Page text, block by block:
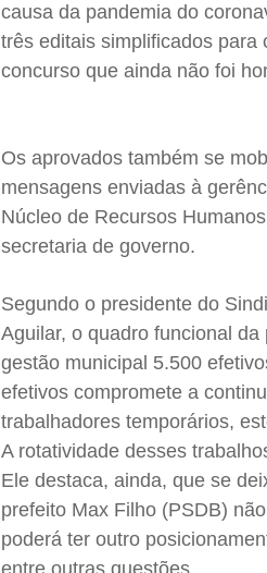
causa da pandemia do
três editais simplificados
concurso que ainda não foi
Os aprovados também se
mensagens enviadas à
Núcleo de Recursos
secretaria de governo.
Segundo o presidente do
Aguilar,o quadro funcional
gestão municipal 5.500
efetivos compromete a
trabalhadores temporários,
A rotatividade desses
Ele destaca, ainda, que se
prefeito Max Filho (PSDB)
poderá ter outro